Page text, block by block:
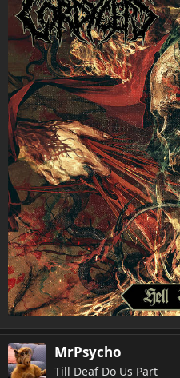
:
MrPsycho
Till Deaf Do Us Part